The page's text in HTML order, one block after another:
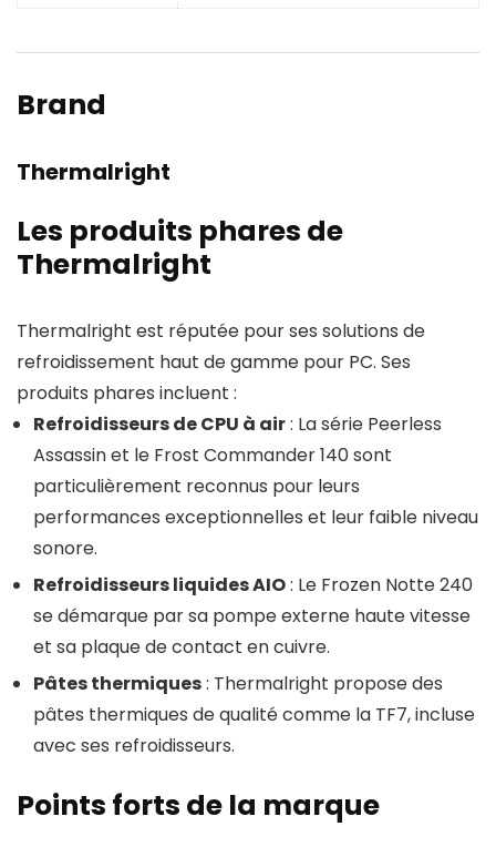
Brand
Thermalright
Les produits phares de
Thermalright
Thermalright est réputée pour ses solutions de
refroidissement haut de gamme pour PC. Ses
produits phares incluent :
Refroidisseurs de CPU à air: La série Peerless
Assassin et le Frost Commander 140 sont
particulièrement reconnus pour leurs
performances exceptionnelles et leur faible niveau
sonore.
Refroidisseurs liquides AIO: Le Frozen Notte 240
se démarque par sa pompe externe haute vitesse
et sa plaque de contact en cuivre.
Pâtes thermiques: Thermalright propose des
pâtes thermiques de qualité comme la TF7, incluse
avec ses refroidisseurs.
Points forts de la marque